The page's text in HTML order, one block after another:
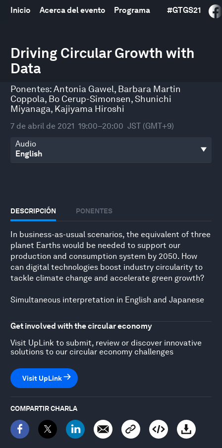
Inicio Acerca del evento Programa #GTGS21
Driving Circular Growth with
Data
Ponentes:Antonia Gawel, Barbara Martin
Coppola, Bo Cerup-Simonsen,Shunichi
Miyanaga, Kajiyama Hiroshi
7 de abril de 2021 19:00–20:00 JST (GMT+9)
Audio
DESCRIPCIÓN PONENTES
In business-as-usual scenarios, the equivalent of three
planet Earths would be needed to support our
production and consumption system by 2050. How
can digital technologies boost industry circularity to
tackle climate change and accelerate green growth?
Simultaneous interpretation in English and Japanese
Get involved with the circular economy
Visit UpLink to submit, review or discover innovative
solutions to our circular economy challenges
Visit UpLink
COMPARTIR CHARLA
seconds
of
1
hour,
seconds